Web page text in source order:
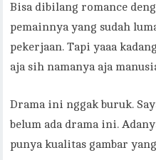
Bisa dibilang romance
pemainnya yang sudah
pekerjaan. Tapi yaaa
aja sih namanya aja
Drama ini nggak buruk.
belum ada drama ini.
punya kualitas gambar